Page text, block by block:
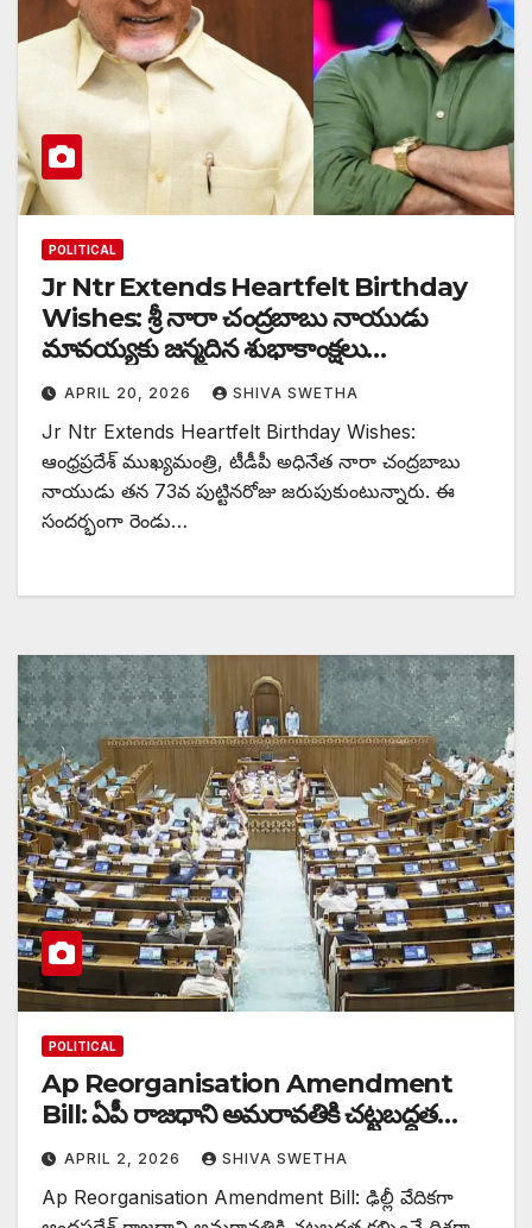
POLITICAL
Jr Ntr Extends Heartfelt Birthday
Wishes: శ్రీ నారా చంద్రబాబు నాయుడు
మావయ్యకు జన్మదిన శుభాకాంక్షలు…
APRIL 20, 2026 SHIVA SWETHA
Jr Ntr Extends Heartfelt Birthday Wishes:
ఆంధ్రప్రదేశ్ ముఖ్యమంత్రి, టీడీపీ అధినేత నారా చంద్రబాబు
నాయుడు తన 73వ పుట్టినరోజు జరుపుకుంటున్నారు. ఈ
సందర్భంగా రెండు…
POLITICAL
Ap Reorganisation Amendment
Bill: ఏపీ రాజధాని అమరావతికి చట్టబద్ధత…
APRIL 2, 2026 SHIVA SWETHA
Ap Reorganisation Amendment Bill: ఢిల్లీ వేదికగా